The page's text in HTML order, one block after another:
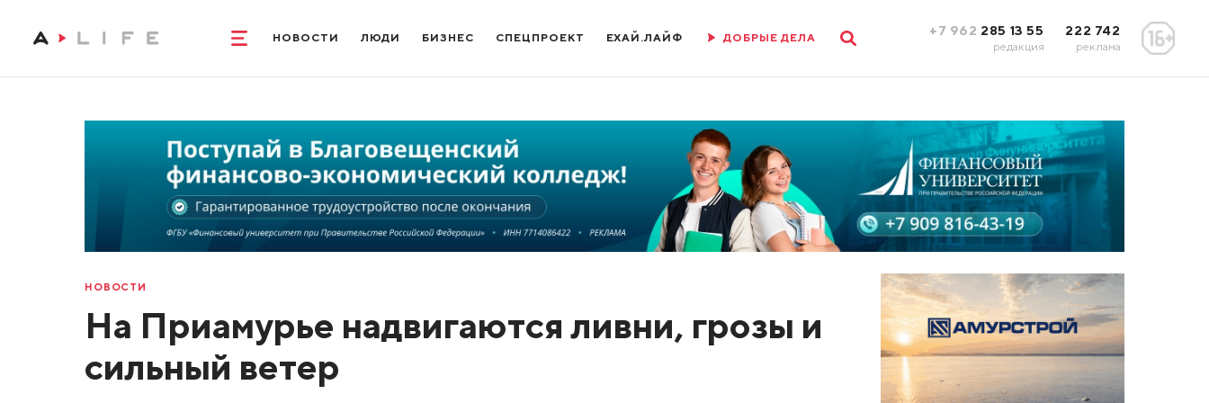
НОВОСТИ ЛЮДИ БИЗНЕС СПЕЦПРОЕКТ ЕХАЙ.ЛАЙФ ДОБРЫЕ ДЕЛА +7 962 285 13 55
редакция
222 742
реклама
НОВОСТИ
На Приамурье надвигаются ливни, грозы и
сильный ветер